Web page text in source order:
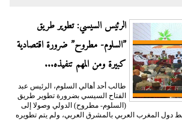
الرئيس السيسي: تطوير طريق
”السلوم- مطروح” ضرورة اقتصادية
كبيرة ومن المهم تنفيذه...
طالب أحد أهالي السلوم، الرئيس عبد
الفتاح السيسي بضرورة تطوير طريق
(السلوم- مطروح) الدولي وصولا إلى
دول المغرب العربي بالمشرق العربي، ولم يتم تطويره